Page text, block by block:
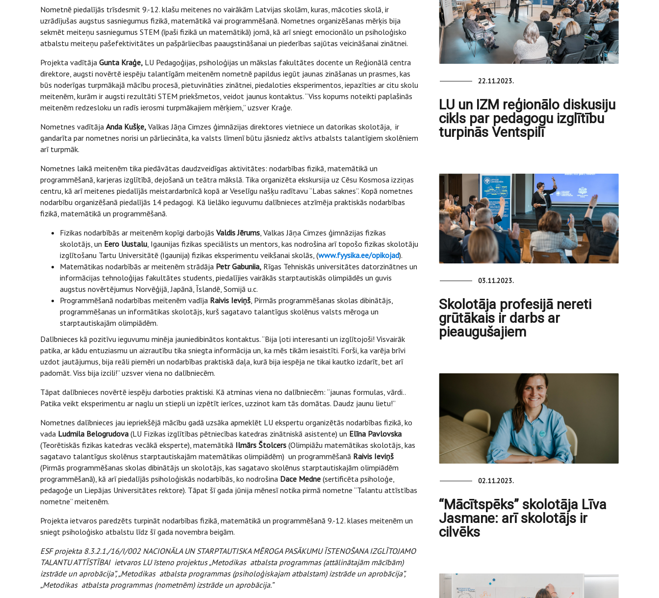
Nometnē piedalījās trīsdesmit 9.-12. klašu meitenes no vairākām Latvijas skolām, kuras, mācoties skolā, ir
uzrādījušas augstus sasniegumus fizikā, matemātikā vai programmēšanā. Nometnes organizēšanas mērķis bija
sekmēt meiteņu sasniegumus STEM (īpaši fizikā un matemātikā) jomā, kā arī sniegt emocionālo un psiholoģisko
atbalstu meiteņu pašefektivitātes un pašpārliecības paaugstināšanai un piederības sajūtas veicināšanai zinātnei.
Projekta vadītāja Gunta Kraģe, LU Pedagoģijas, psiholoģijas un mākslas fakultātes docente un Reģionālā centra
direktore, augsti novērtē iespēju talantīgām meitenēm nometnē papildus iegūt jaunas zināšanas un prasmes, kas
būs noderīgas turpmākajā mācību procesā, pietuvināties zinātnei, piedaloties eksperimentos, iepazīties ar citu skolu
meitenēm, kurām ir augsti rezultāti STEM priekšmetos, veidot jaunus kontaktus. “Viss kopums noteikti paplašinās
meitenēm redzesloku un radīs ierosmi turpmākajiem mērķiem,” uzsver Kraģe.
Nometnes vadītāja Anda Kušķe, Valkas Jāņa Cimzes ģimnāzijas direktores vietniece un datorikas skolotāja, ir
gandarīta par nometnes norisi un pārliecināta, ka valsts līmenī būtu jāsniedz aktīvs atbalsts talantīgiem skolēniem
arī turpmāk.
Nometnes laikā meitenēm tika piedāvātas daudzveidīgas aktivitātes: nodarbības fizikā, matemātikā un
programmēšanā, karjeras izglītībā, dejošanā un teātra mākslā. Tika organizēta ekskursija uz Cēsu Kosmosa izziņas
centru, kā arī meitenes piedalījās meistardarbnīcā kopā ar Veselīgu našķu radītavu “Labas saknes”. Kopā nometnes
nodarbību organizēšanā piedalījās 14 pedagogi. Kā lielāko ieguvumu dalībnieces atzīmēja praktiskās nodarbības
fizikā, matemātikā un programmēšanā.
Fizikas nodarbībās ar meitenēm kopīgi darbojās Valdis Jērums , Valkas Jāņa Cimzes ģimnāzijas fizikas
skolotājs, un Eero Uustalu , Igaunijas fizikas speciālists un mentors, kas nodrošina arī topošo fizikas skolotāju
izglītošanu Tartu Universitātē (Igaunija) fizikas eksperimentu veikšanai skolās, (www.fyysika.ee/opikojad).
Matemātikas nodarbībās ar meitenēm strādāja Petr Gabuniia, Rīgas Tehniskās universitātes datorzinātnes un
informācijas tehnoloģijas fakultātes students, piedalījies vairākās starptautiskās olimpiādēs un guvis
augstus novērtējumus Norvēģijā, Japānā, Īslandē, Somijā u.c.
Programmēšanā nodarbības meitenēm vadīja Raivis Ieviņš , Pirmās programmēšanas skolas dibinātājs,
programmēšanas un informātikas skolotājs, kurš sagatavo talantīgus skolēnus valsts mēroga un
starptautiskajām olimpiādēm.
Dalībnieces kā pozitīvu ieguvumu minēja jauniedibinātos kontaktus. “Bija ļoti interesanti un izglītojoši! Visvairāk
patika, ar kādu entuziasmu un aizrautību tika sniegta informācija un, ka mēs tikām iesaistīti. Forši, ka varēja brīvi
uzdot jautājumus, bija reāli piemēri un nodarbības praktiskā daļa, kurā bija iespēja ne tikai kautko izdarīt, bet arī
padomāt. Viss bija izcili!” uzsver viena no dalībniecēm.
Tāpat dalībnieces novērtē iespēju darboties praktiski. Kā atminas viena no dalībniecēm: “jaunas formulas, vārdi..
Patika veikt eksperimentu ar naglu un stiepli un izpētīt ierīces, uzzinot kam tās domātas. Daudz jaunu lietu!”
Nometnes dalībnieces jau iepriekšējā mācību gadā uzsāka apmeklēt LU ekspertu organizētās nodarbības fizikā, ko
vada Ludmila Belogrudova (LU Fizikas izglītības pētniecības katedras zinātniskā asistente) un Elīna Pavlovska
(Teorētiskās fizikas katedras vecākā eksperte), matemātikā Ilmārs Štolcers (Olimpiāžu matemātikas skolotājs, kas
sagatavo talantīgus skolēnus starptautiskajām matemātikas olimpiādēm) un programmēšanā Raivis Ieviņš
(Pirmās programmēšanas skolas dibinātājs un skolotājs, kas sagatavo skolēnus starptautiskajām olimpiādēm
programmēšanā), kā arī piedalījās psiholoģiskās nodarbībās, ko nodrošina Dace Medne (sertificēta psiholoģe,
pedagoģe un Liepājas Universitātes rektore). Tāpat šī gada jūnija mēnesī notika pirmā nometne “Talantu attīstības
nometne” meitenēm.
Projekta ietvaros paredzēts turpināt nodarbības fizikā, matemātikā un programmēšanā 9.-12. klases meitenēm un
sniegt psiholoģisko atbalstu līdz šī gada novembra beigām.
ESF projekta 8.3.2.1./16/I/002 NACIONĀLA UN STARPTAUTISKA MĒROGA PASĀKUMU ĪSTENOŠANA IZGLĪTOJAMO
TALANTU ATTĪSTĪBAI ietvaros LU īsteno projektus „Metodikas atbalsta programmas (attālinātajām mācībām)
izstrāde un aprobācija”, „Metodikas atbalsta programmas (psiholoģiskajam atbalstam) izstrāde un aprobācija”,
„Metodikas atbalsta programmas (nometnēm) izstrāde un aprobācija.”
22.11.2023.
LU un IZM reģionālo diskusiju
cikls par pedagogu izglītību
turpinās Ventspilī
03.11.2023.
Skolotāja profesijā nereti
grūtākais ir darbs ar
pieaugušajiem
02.11.2023.
“Mācītspēks” skolotāja Līva
Jasmane: arī skolotājs ir
cilvēks